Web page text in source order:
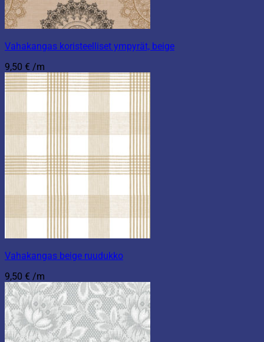
Vahakangas koristeelliset ympyrät, beige
9,50 € /m
Vahakangas beige ruudukko
9,50 € /m